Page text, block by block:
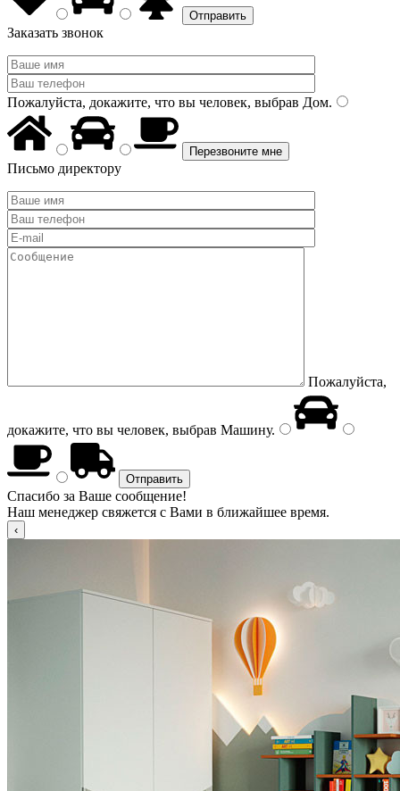
Заказать звонок
Пожалуйста, докажите, что вы человек, выбрав Дом.
Письмо директору
Пожалуйста,
докажите, что вы человек, выбрав Машину.
Спасибо за Ваше сообщение!
Наш менеджер свяжется с Вами в ближайшее время.